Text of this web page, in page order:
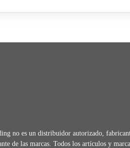
no es un distribuidor autorizado,
de las marcas. Todos los artículos y